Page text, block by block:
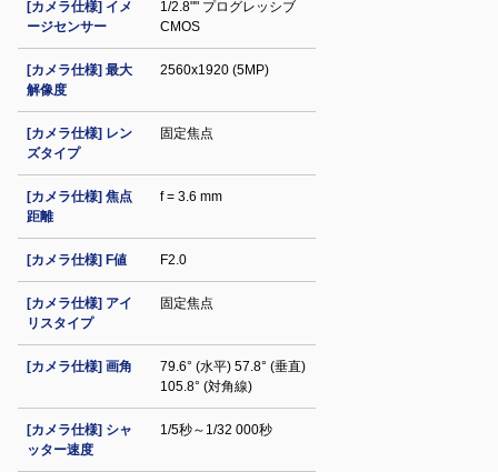
[カメラ仕様] イメ
ージセンサー
1/2.8"" プログレッシブ
CMOS
[カメラ仕様] 最大
解像度
2560x1920 (5MP)
[カメラ仕様] レン
ズタイプ
固定焦点
[カメラ仕様] 焦点
距離
f = 3.6 mm
[カメラ仕様] F値 F2.0
[カメラ仕様] アイ
リスタイプ
固定焦点
[カメラ仕様] 画角
79.6° (水平) 57.8° (垂直)
105.8° (対角線)
[カメラ仕様] シャ
ッター速度
1/5秒～1/32 000秒